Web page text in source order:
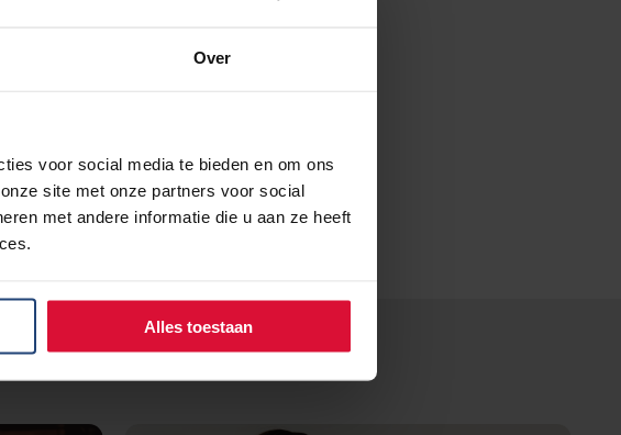
Over
voor social media te bieden en om ons
site met onze partners voor social
met andere informatie die u aan ze heeft
Alles toestaan